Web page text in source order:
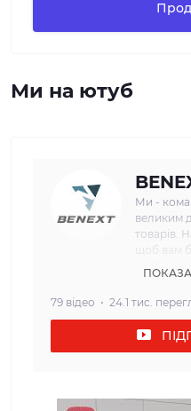
Ми на ютуб
Ми -
великим
товарів.
щоб вам
життя.
дитячих
ми
79 відео 24.1 тис.